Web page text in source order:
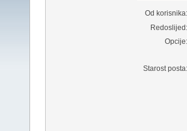
Od korisnika:
Redoslijed:
Opcije:
Starost posta: